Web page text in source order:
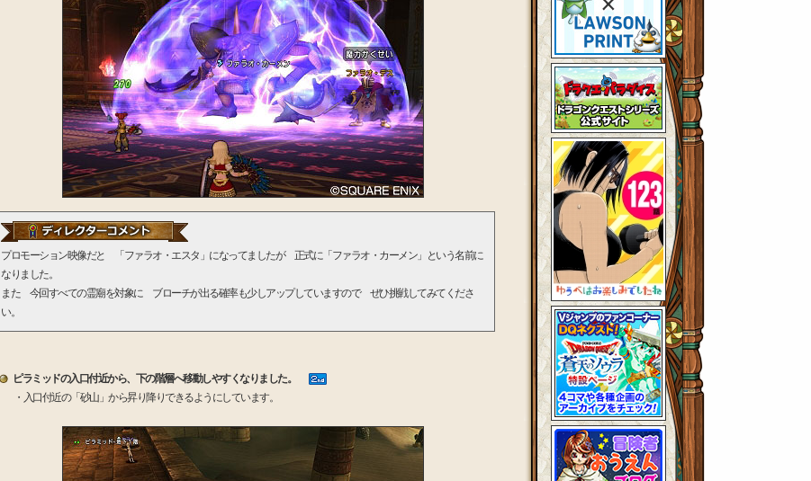
プロモーション映像だと 「ファラオ・エスタ」になってましたが 正式に「ファラオ・カーメン」という名前に
なりました。
また 今回すべての霊廟を対象に ブローチが出る確率も少しアップしていますので ぜひ挑戦してみてくださ
い。
ピラミッドの入口付近から、下の階層へ移動しやすくなりました。
・入口付近の「砂山」から昇り降りできるようにしています。